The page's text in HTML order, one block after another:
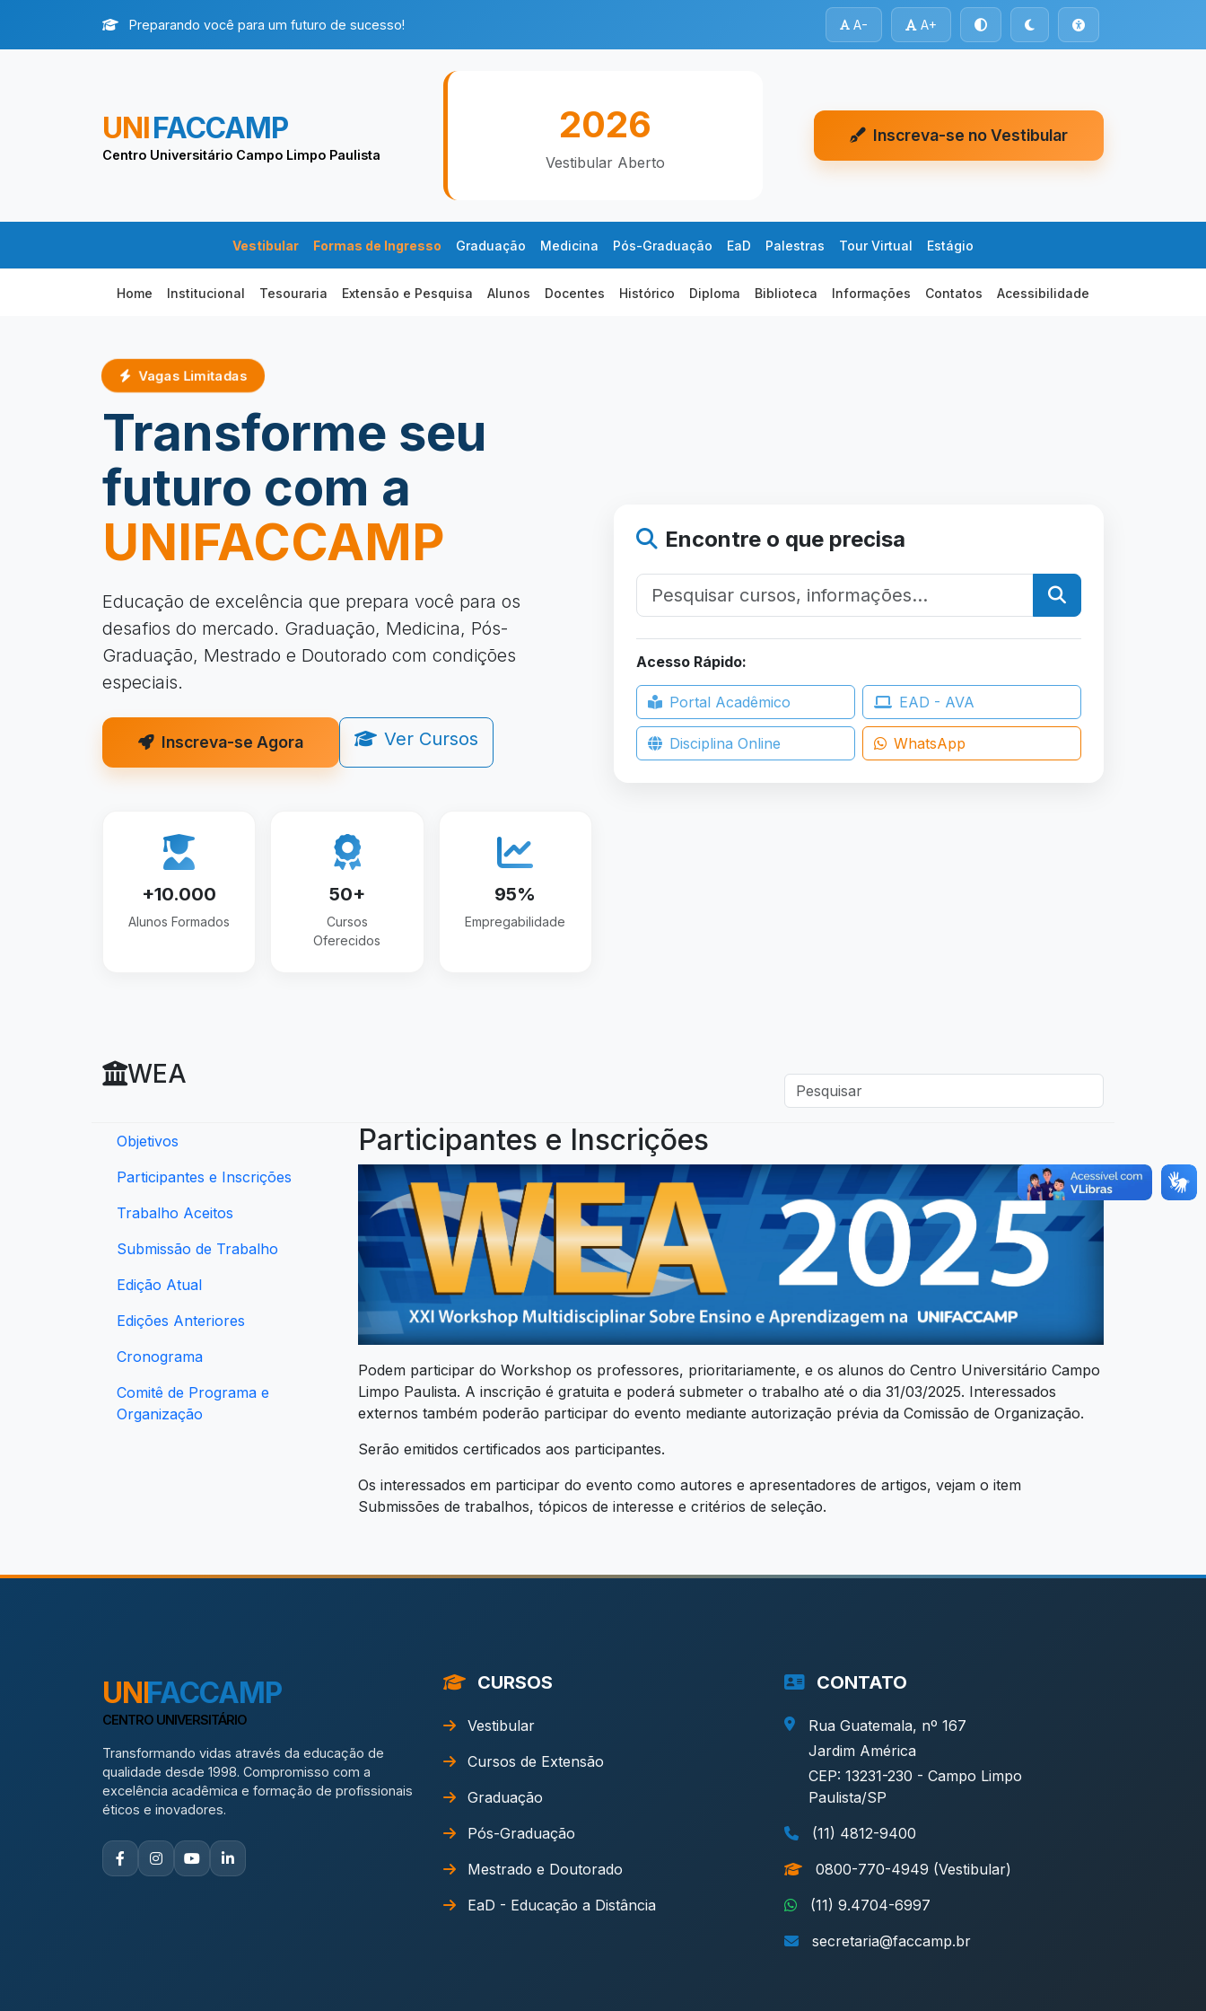
Preparando você para um futuro de sucesso! A- A+
UNIFACCAMP
Centro Universitário Campo Limpo Paulista
2026
Vestibular Aberto
Inscreva-se no Vestibular
Vestibular Formas de Ingresso Graduação Medicina Pós-Graduação EaD Palestras Tour Virtual Estágio
Home Institucional Tesouraria Extensão e Pesquisa Alunos Docentes Histórico Diploma Biblioteca Informações Contatos Acessibilidade
Vagas Limitadas
Transforme seu
futuro com a
UNIFACCAMP
Educação de excelência que prepara você para os
desafios do mercado. Graduação, Medicina, Pós-
Graduação, Mestrado e Doutorado com condições
especiais.
Inscreva-se Agora Ver Cursos
+10.000
Alunos Formados
50+
Cursos
Oferecidos
95%
Empregabilidade
Encontre o que precisa
Acesso Rápido:
Portal Acadêmico EAD - AVA
Disciplina Online WhatsApp
WEA
Objetivos
Participantes e Inscrições
Trabalho Aceitos
Submissão de Trabalho
Edição Atual
Edições Anteriores
Cronograma
Comitê de Programa e
Organização
Participantes e Inscrições
Podem participar do Workshop os professores, prioritariamente, e os alunos do Centro Universitário Campo
Limpo Paulista. A inscrição é gratuita e poderá submeter o trabalho até o dia 31/03/2025. Interessados
externos também poderão participar do evento mediante autorização prévia da Comissão de Organização.
Serão emitidos certificados aos participantes.
Os interessados em participar do evento como autores e apresentadores de artigos, vejam o item
Submissões de trabalhos, tópicos de interesse e critérios de seleção.
UNIFACCAMP
CENTRO UNIVERSITÁRIO
Transformando vidas através da educação de
qualidade desde 1998. Compromisso com a
excelência acadêmica e formação de profissionais
éticos e inovadores.
CURSOS
Vestibular
Cursos de Extensão
Graduação
Pós-Graduação
Mestrado e Doutorado
EaD - Educação a Distância
CONTATO
Rua Guatemala, nº 167
Jardim América
CEP: 13231-230 - Campo Limpo
Paulista/SP
(11) 4812-9400
0800-770-4949 (Vestibular)
(11) 9.4704-6997
secretaria@faccamp.br